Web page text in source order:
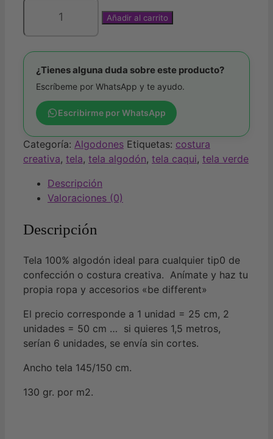
algodón
cactus
cantidad
Añadir al carrito
¿Tienes alguna duda sobre este producto?
Escríbeme por WhatsApp y te ayudo.
Escribirme por WhatsApp
Categoría: Algodones Etiquetas: costura
creativa, tela, tela algodón, tela caqui, tela verde
Descripción
Valoraciones (0)
Descripción
Tela 100% algodón ideal para cualquier tip0 de
confección o costura creativa. Anímate y haz tu
propia ropa y accesorios «be different»
El precio corresponde a 1 unidad = 25 cm, 2
unidades = 50 cm … si quieres 1,5 metros,
serían 6 unidades, se envía sin cortes.
Ancho tela 145/150 cm.
130 gr. por m2.